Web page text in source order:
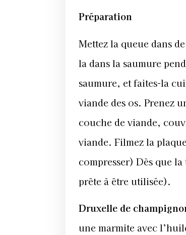
Préparation
Mettez la queue dans
la dans la saumure
saumure, et faites-la
viande des os. Prenez
couche de viande,
viande. Filmez la
compresser) Dès que
prête à être utilisée).
Druxelle de
une marmite avec